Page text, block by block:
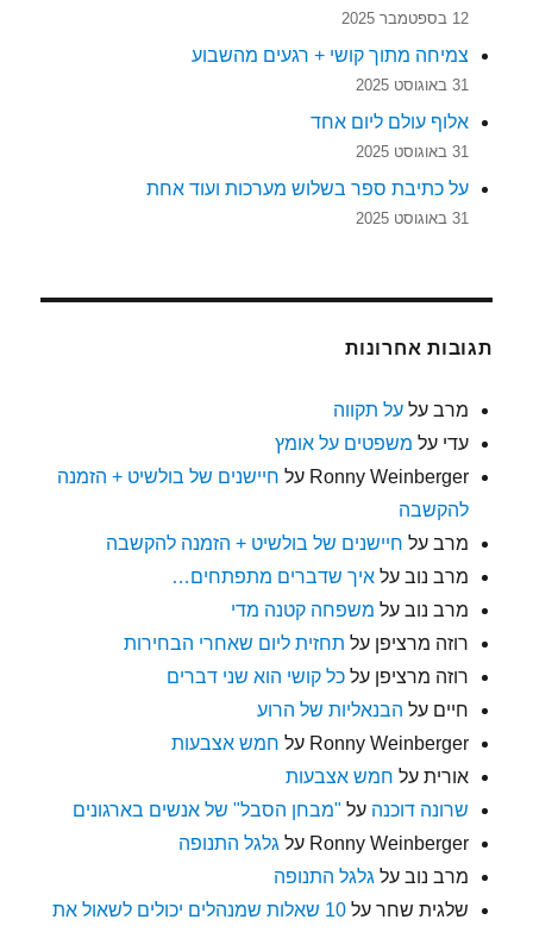
12 בספטמבר 2025
צמיחה מתוך קושי + רגעים מהשבוע
31 באוגוסט 2025
אלוף עולם ליום אחד
31 באוגוסט 2025
על כתיבת ספר בשלוש מערכות ועוד אחת
31 באוגוסט 2025
תגובות אחרונות
מרב עלעל תקווה
עדי על משפטים על אומץ
Ronny Weinberger על חיישנים של בולשיט + הזמנה
להקשבה
מרב על חיישנים של בולשיט + הזמנה להקשבה
מרב נוב עלאיך שדברים מתפתחים…
מרב נוב על משפחה קטנה מדי
רוזה מרציפן על תחזית ליום שאחרי הבחירות
רוזה מרציפן עלכל קושי הוא שני דברים
חיים על הבנאליות של הרוע
Ronny Weinberger על חמש אצבעות
אורית על חמש אצבעות
שרונה דוכנה על "מבחן הסבל" של אנשים בארגונים
Ronny Weinberger על גלגל התנופה
מרב נוב על גלגל התנופה
שלגית שחר על
10 שאלות שמנהלים יכולים לשאול את